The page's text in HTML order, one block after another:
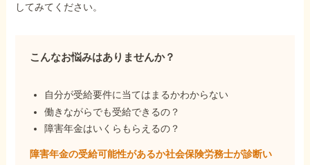
してみてください。
こんなお悩みはありませんか？
自分が受給要件に当てはまるかわからない
働きながらでも受給できるの？
障害年金はいくらもらえるの？
障害年金の受給可能性があるか社会保険労務士が診断い